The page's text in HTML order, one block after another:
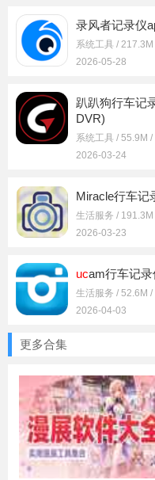
录风者记录仪
系统工具 /
2026-05-28
趴趴狗行车记
DVR)
系统工具 / 55.9M
2026-03-24
Miracle行车记
生活服务 /
2026-03-23
ucam行车记录
生活服务 / 52.6M
2026-04-03
更多合集